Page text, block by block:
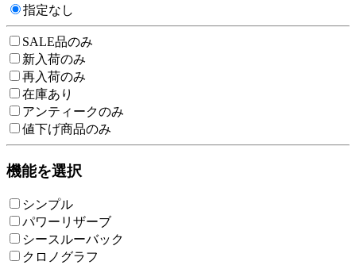
指定なし
SALE品のみ
新入荷のみ
再入荷のみ
在庫あり
アンティークのみ
値下げ商品のみ
機能を選択
シンプル
パワーリザーブ
シースルーバック
クロノグラフ